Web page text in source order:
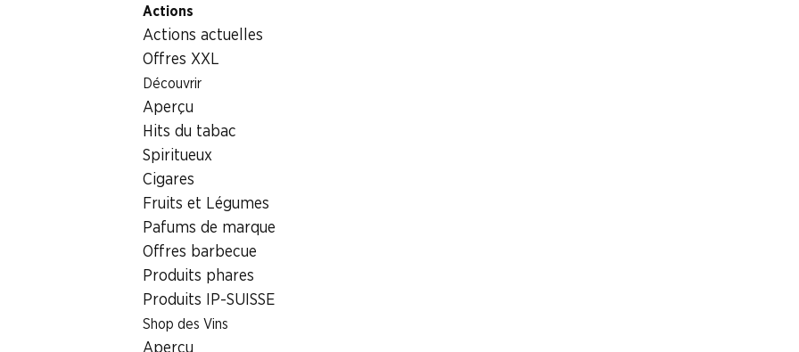
Actions
Actions actuelles
Offres XXL
Découvrir
Aperçu
Hits du tabac
Spiritueux
Cigares
Fruits et Légumes
Pafums de marque
Offres barbecue
Produits phares
Produits IP-SUISSE
Shop des Vins
Aperçu
Chocolat/sucreries
Œuf de Pâques Smarties Nestlé